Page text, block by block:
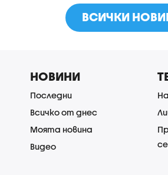
ВСИЧКИ
НОВИНИ
Последни
Всичко от днес
Моята новина
Видео